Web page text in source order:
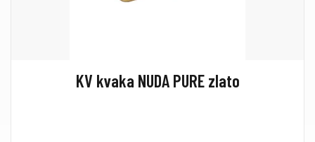
KV kvaka NUDA PURE zlato